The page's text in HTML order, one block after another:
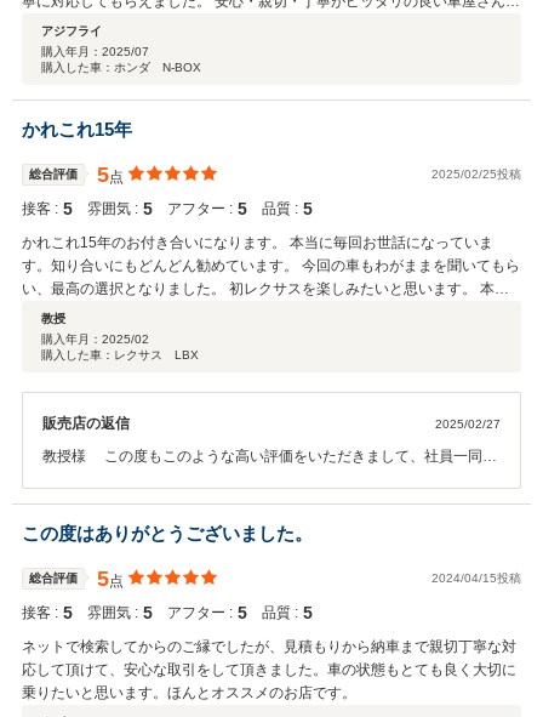
す。 一人ひとりのお客さんを大切にされているので、愛車に長く乗りたい方
や、リピートできる車屋さんを探している方にもオススメです。
アジフライ
購入年月： 2025/07
購入した車：ホンダ N-BOX
かれこれ15年
総合評価 5点 2025/02/25投稿
接客 : 5 雰囲気 : 5 アフター : 5 品質 : 5
かれこれ15年のお付き合いになります。 本当に毎回お世話になっていま
す。知り合いにもどんどん勧めています。 今回の車もわがままを聞いてもら
い、最高の選択となりました。 初レクサスを楽しみたいと思います。 本当
にありがとうございました。
教授
購入年月： 2025/02
購入した車：レクサス LBX
販売店の返信 2025/02/27
教授様 この度もこのような高い評価をいただきまして、社員一同心
がら商談やお電話していたのを思い出します 是非初レクサスをお楽し
みください、今後とも、どうぞ宜しくお願い致します。
この度はありがとうございました。
総合評価 5点 2024/04/15投稿
接客 : 5 雰囲気 : 5 アフター : 5 品質 : 5
ネットで検索してからのご縁でしたが、見積もりから納車まで親切丁寧な対
応して頂けて、安心な取引をして頂きました。車の状態もとても良く大切に
乗りたいと思います。ほんとオススメのお店です。